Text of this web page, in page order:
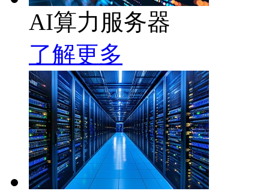
AI算力服务器
了解更多